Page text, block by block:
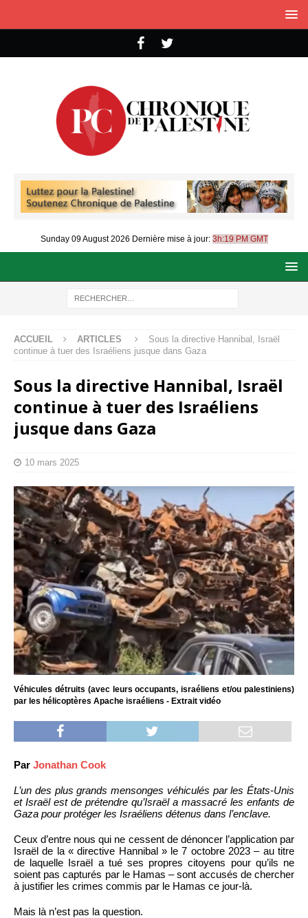
Sunday 09 August 2026 Dernière mise à jour: 3h:19 PM GMT
ACCUEIL ARTICLES
Sous la directive Hannibal, Israël
continue à tuer des Israéliens jusque dans Gaza
Sous la directive Hannibal, Israël
continue à tuer des Israéliens
jusque dans Gaza
10 mars 2025
Véhicules détruits (avec leurs occupants, israéliens et/ou palestiniens)
par les hélicoptères Apache israéliens - Extrait vidéo
Par Jonathan Cook
L’un des plus grands mensonges véhiculés par les États-Unis
et Israël est de prétendre qu’Israël a massacré les enfants de
Gaza pour protéger les Israéliens détenus dans l’enclave.
Ceux d’entre nous qui ne cessent de dénoncer l’application par
Israël de la « directive Hannibal » le 7 octobre 2023 – au titre
de laquelle Israël a tué ses propres citoyens pour qu’ils ne
soient pas capturés par le Hamas – sont accusés de chercher
à justifier les crimes commis par le Hamas ce jour-là.
Mais là n’est pas la question.